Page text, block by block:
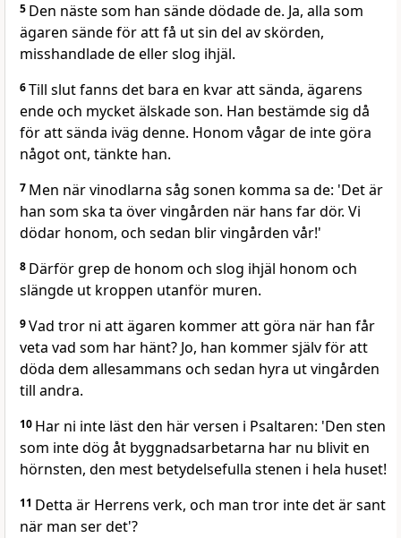
5 Den näste som han sände dödade de. Ja, alla som
ägaren sände för att få ut sin del av skörden,
misshandlade de eller slog ihjäl.
6Till slut fanns det bara en kvar att sända, ägarens
ende och mycket älskade son. Han bestämde sig då
för att sända iväg denne. Honom vågar de inte göra
något ont, tänkte han.
7 Men när vinodlarna såg sonen komma sa de: 'Det är
han som ska ta över vingården när hans far dör. Vi
dödar honom, och sedan blir vingården vår!'
8 Därför grep de honom och slog ihjäl honom och
slängde ut kroppen utanför muren.
9Vad tror ni att ägaren kommer att göra när han får
veta vad som har hänt? Jo, han kommer själv för att
döda dem allesammans och sedan hyra ut vingården
till andra.
10 Har ni inte läst den här versen i Psaltaren: 'Den sten
som inte dög åt byggnadsarbetarna har nu blivit en
hörnsten, den mest betydelsefulla stenen i hela huset!
11 Detta är Herrens verk, och man tror inte det är sant
när man ser det'?